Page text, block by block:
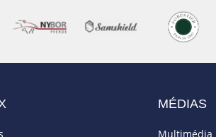
MÉDIAS
Multimédia